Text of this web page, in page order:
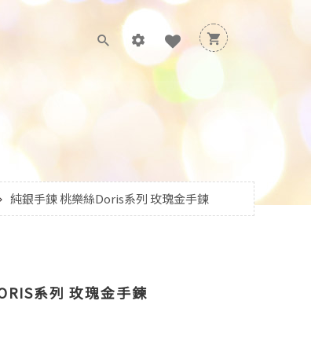
純銀手鍊 桃樂絲Doris系列 玫瑰金手鍊
系列 玫瑰金手鍊